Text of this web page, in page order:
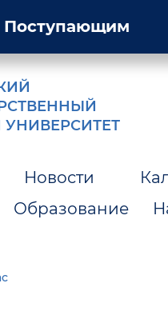
Поступающим
Новости
Образование